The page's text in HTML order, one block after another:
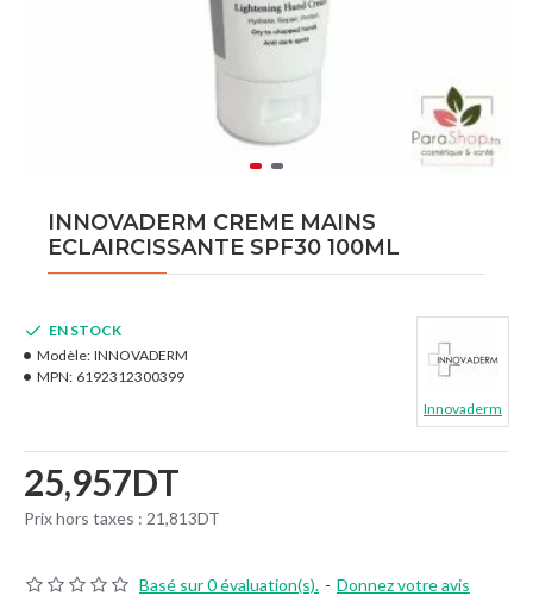
INNOVADERM CREME MAINS
ECLAIRCISSANTE SPF30 100ML
Basé sur 0 évaluation(s). - Donnez votre avis
25,957DT
Prix hors taxes : 21,813DT
EN STOCK
Modèle: INNOVADERM
MPN: 6192312300399
Innovaderm